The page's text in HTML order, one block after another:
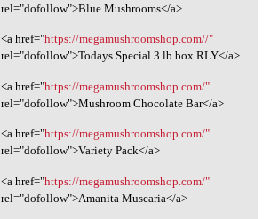
rel="dofollow">Blue Mushrooms</a>
<a href="https://megamushroomshop.com//"
rel="dofollow">Todays Special 3 lb box RLY</a>
<a href="https://megamushroomshop.com/"
rel="dofollow">Mushroom Chocolate Bar</a>
<a href="https://megamushroomshop.com/"
rel="dofollow">Variety Pack</a>
<a href="https://megamushroomshop.com/"
rel="dofollow">Amanita Muscaria</a>